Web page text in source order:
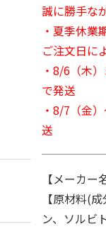
誠に勝手な
・夏季休業
ご注文日に
・8/6（木
で発送
・8/7（金
送
【メーカ
【原材料(
ン、ソルビ